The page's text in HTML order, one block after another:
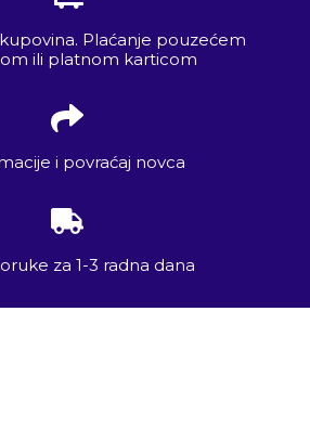
Plaćanje pouzećem
ili platnom karticom
i povraćaj novca
za 1-3 radna dana